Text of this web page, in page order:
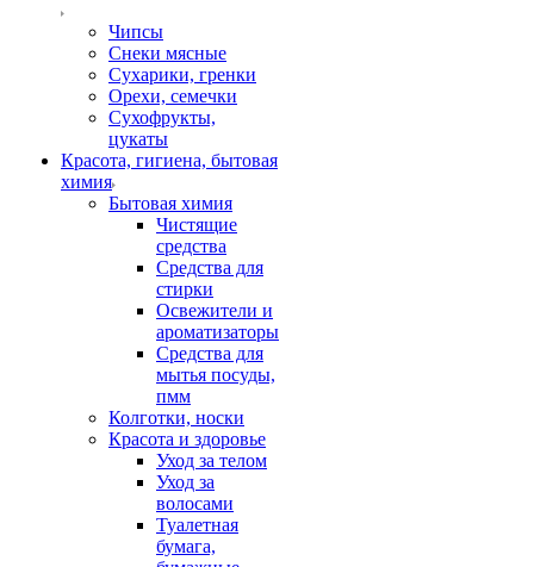
Чипсы
Снеки мясные
Сухарики, гренки
Орехи, семечки
Сухофрукты,
цукаты
Красота, гигиена, бытовая
химия
Бытовая химия
Чистящие
средства
Средства для
стирки
Освежители и
ароматизаторы
Средства для
мытья посуды,
пмм
Колготки, носки
Красота и здоровье
Уход за телом
Уход за
волосами
Туалетная
бумага,